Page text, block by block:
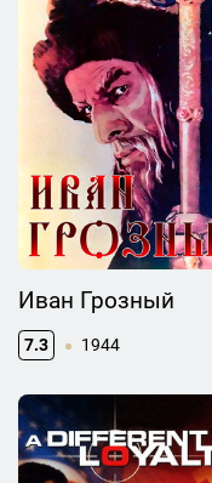
Иван Грозный
7.3 1944